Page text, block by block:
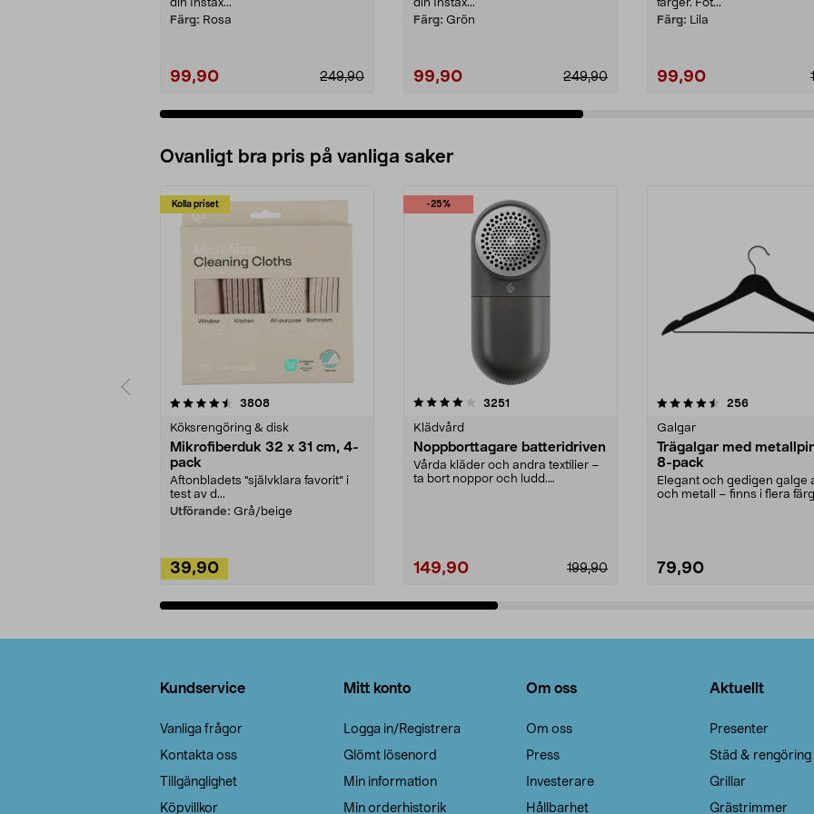
din Instax...
Färg: Rosa
99,90 249,90
din Instax...
Färg: Grön
99,90 249,90
färger. Fot...
Färg: Lila
99,90
Ovanligt bra pris på vanliga saker
Kolla priset
3808recensioner
Köksrengöring & disk
Mikrofiberduk 32 x 31 cm, 4-
pack
Aftonbladets "självklara favorit” i
test av d...
Utförande: Grå/beige
39,90
-25%
4.0av 5 stjärnor 3251
Klädvård
Noppborttagare batteridriven
Vårda kläder och andra textilier –
ta bort noppor och ludd.
199,90
149,90
4.5av 5 stjärnor 256recensioner
Galgar
Trägalgar med
8-pack
Elegant och gedigen galge
och metall – finns i flera
79,90
4.0av 5 stjärnor
Kundservice
Vanliga frågor
Kontakta oss
Tillgänglighet
Köpvillkor
Mitt konto
Logga in/Registrera
Glömt lösenord
Min information
Min orderhistorik
Om oss
Om oss
Press
Investerare
Hållbarhet
Aktuellt
Presenter
Städ & rengöring
Grillar
Grästrimmer